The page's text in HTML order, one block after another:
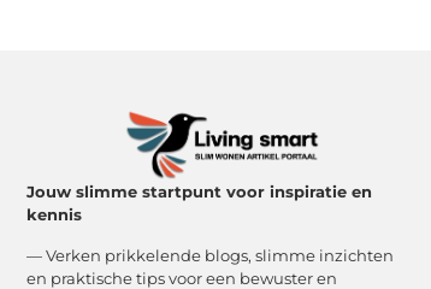
Jouw slimme startpunt voor inspiratie en
kennis
— Verken prikkelende blogs, slimme inzichten
en praktische tips voor een bewuster en